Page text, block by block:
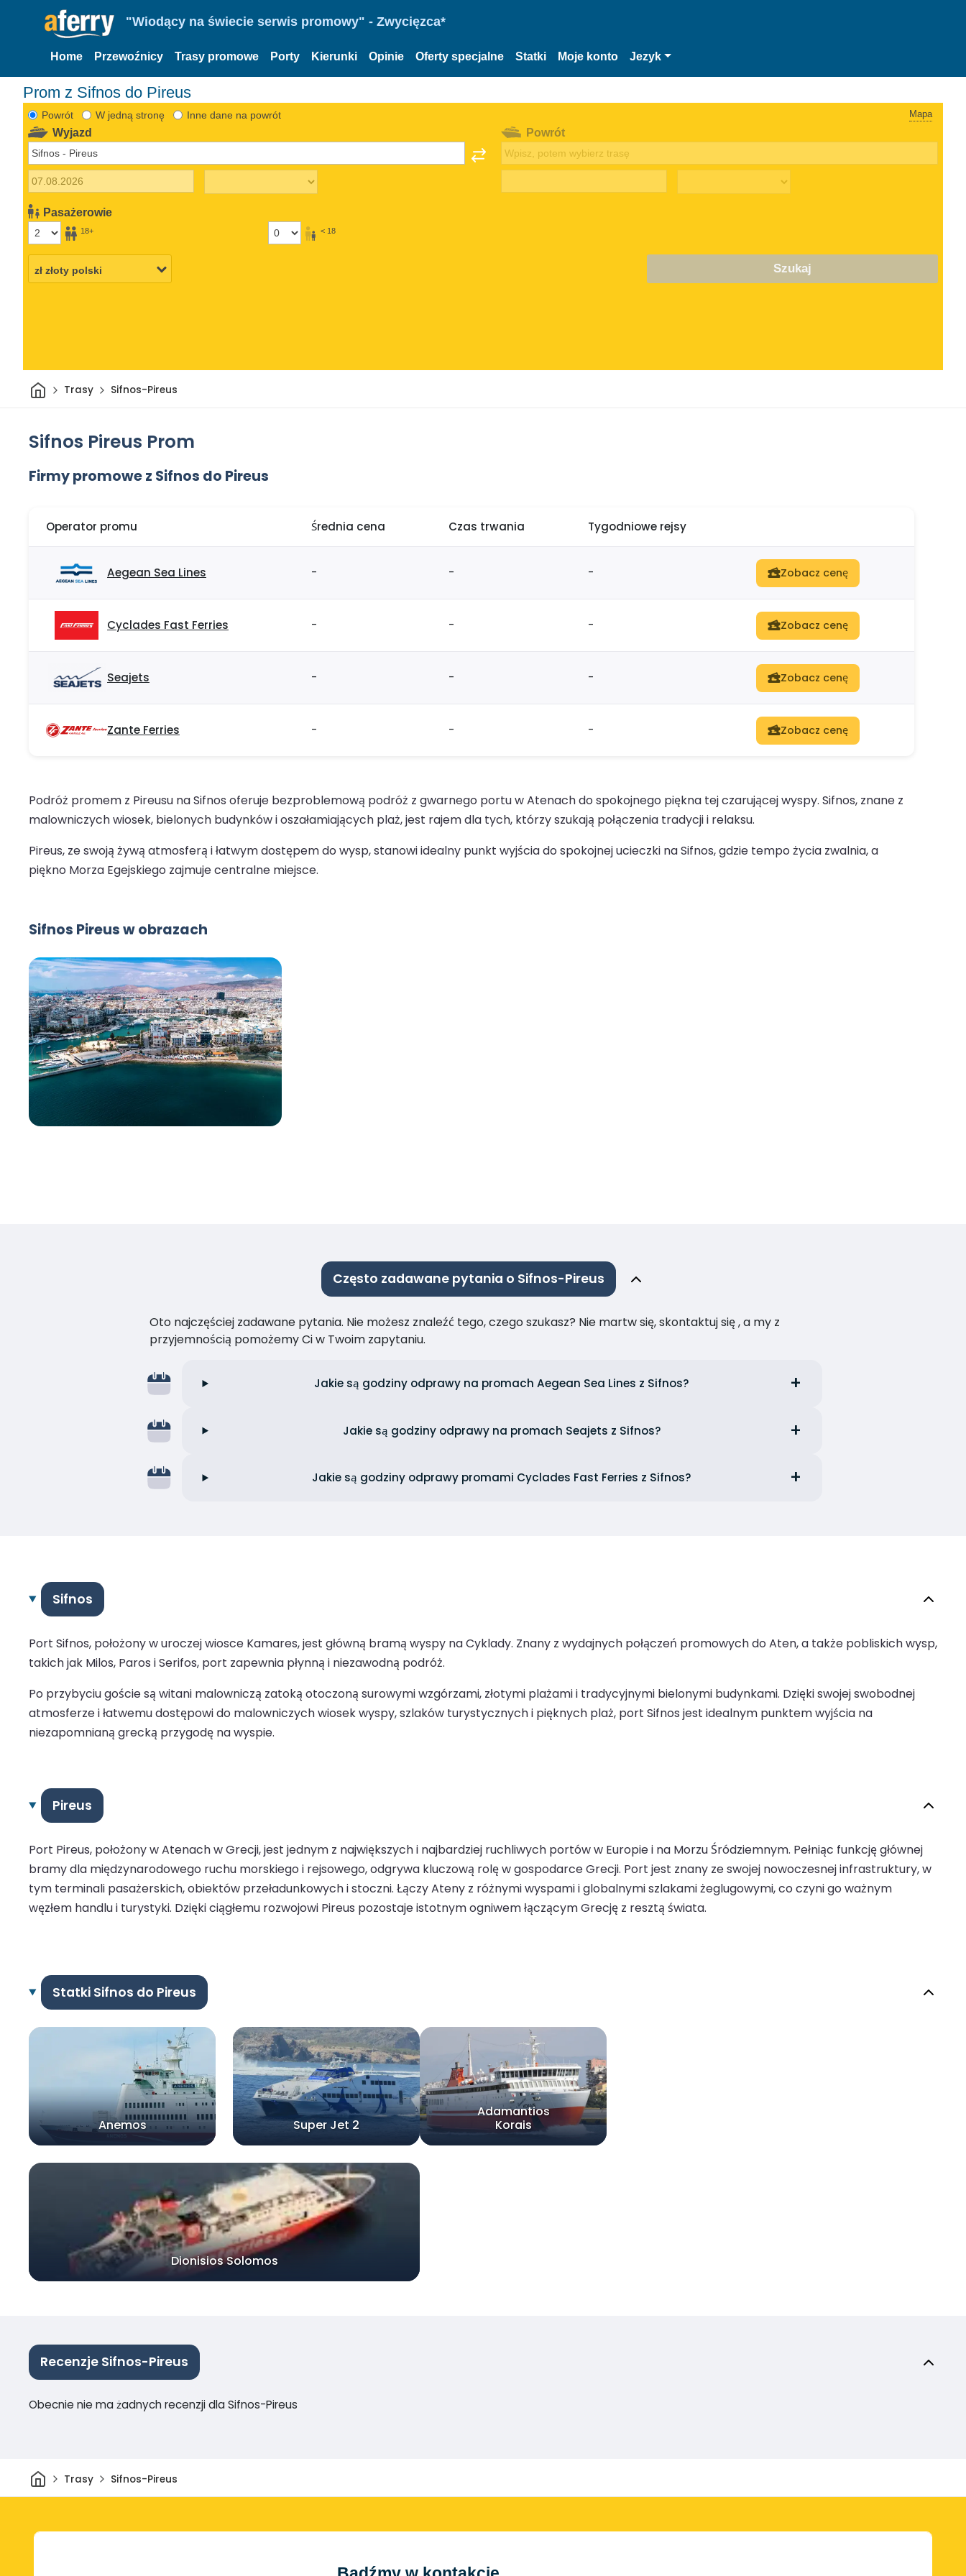
"Wiodący na świecie serwis promowy" - Zwycięzca*
Home Przewoźnicy Trasy promowe Porty Kierunki Opinie Oferty specjalne Statki Moje konto Jezyk
Prom z Sifnos do Pireus
Powrót W jedną stronę Inne dane na powrót Mapa
Wyjazd
Pasażerowie
18+ < 18
Powrót
Szukaj
DomTrasy Sifnos-Pireus
Sifnos Pireus Prom
Firmy promowe z Sifnos do Pireus
Operator promu Średnia cena Czas trwania Tygodniowe rejsy
Aegean Sea Lines - - - Zobacz cenę
Cyclades Fast Ferries - - - Zobacz cenę
Seajets - - - Zobacz cenę
Zante Ferries - - - Zobacz cenę
Podróż promem z Pireusu na Sifnos oferuje bezproblemową podróż z gwarnego portu w Atenach do spokojnego piękna tej czarującej wyspy. Sifnos, znane z
malowniczych wiosek, bielonych budynków i oszałamiających plaż, jest rajem dla tych, którzy szukają połączenia tradycji i relaksu.
Pireus, ze swoją żywą atmosferą i łatwym dostępem do wysp, stanowi idealny punkt wyjścia do spokojnej ucieczki na Sifnos, gdzie tempo życia zwalnia, a
piękno Morza Egejskiego zajmuje centralne miejsce.
Sifnos Pireus w obrazach
Często zadawane pytania o Sifnos-Pireus
Oto najczęściej zadawane pytania. Nie możesz znaleźć tego, czego szukasz? Nie martw się, skontaktuj się , a my z
przyjemnością pomożemy Ci w Twoim zapytaniu.
Jakie są godziny odprawy na promach Aegean Sea Lines z Sifnos?
Jakie są godziny odprawy na promach Seajets z Sifnos?
Jakie są godziny odprawy promami Cyclades Fast Ferries z Sifnos?
Sifnos
Port Sifnos, położony w uroczej wiosce Kamares, jest główną bramą wyspy na Cyklady. Znany z wydajnych połączeń promowych do Aten, a także pobliskich wysp,
takich jak Milos, Paros i Serifos, port zapewnia płynną i niezawodną podróż.
Po przybyciu goście są witani malowniczą zatoką otoczoną surowymi wzgórzami, złotymi plażami i tradycyjnymi bielonymi budynkami. Dzięki swojej swobodnej
atmosferze i łatwemu dostępowi do malowniczych wiosek wyspy, szlaków turystycznych i pięknych plaż, port Sifnos jest idealnym punktem wyjścia na
niezapomnianą grecką przygodę na wyspie.
Pireus
Port Pireus, położony w Atenach w Grecji, jest jednym z największych i najbardziej ruchliwych portów w Europie i na Morzu Śródziemnym. Pełniąc funkcję głównej
bramy dla międzynarodowego ruchu morskiego i rejsowego, odgrywa kluczową rolę w gospodarce Grecji. Port jest znany ze swojej nowoczesnej infrastruktury, w
tym terminali pasażerskich, obiektów przeładunkowych i stoczni. Łączy Ateny z różnymi wyspami i globalnymi szlakami żeglugowymi, co czyni go ważnym
węzłem handlu i turystyki. Dzięki ciągłemu rozwojowi Pireus pozostaje istotnym ogniwem łączącym Grecję z resztą świata.
Statki Sifnos do Pireus
Anemos Super Jet 2
Dionisios Solomos
Adamantios
Korais
Recenzje Sifnos-Pireus
Obecnie nie ma żadnych recenzji dla Sifnos-Pireus
DomTrasy Sifnos-Pireus